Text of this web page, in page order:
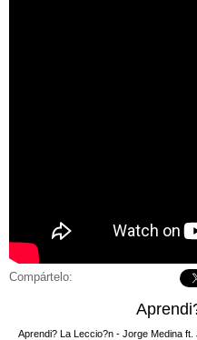
Compártelo:
Aprendi? La Leccio?n - Jorge Medina ft.